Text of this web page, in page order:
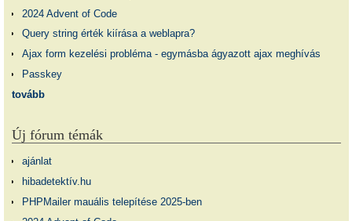
2024 Advent of Code
Query string érték kiírása a weblapra?
Ajax form kezelési probléma - egymásba ágyazott ajax meghívás
Passkey
tovább
Új fórum témák
ajánlat
hibadetektív.hu
PHPMailer mauális telepítése 2025-ben